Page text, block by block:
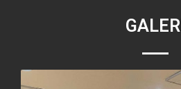
GALERI